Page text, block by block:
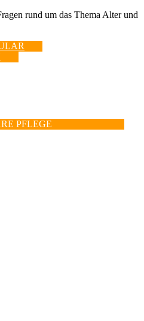
rund um das Thema Alter und
PFLEGE